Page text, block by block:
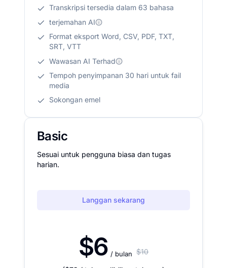
Transkripsi tersedia dalam 63 bahasa
terjemahan AI
Format eksport Word, CSV, PDF, TXT,
SRT, VTT
Wawasan AI Terhad
Tempoh penyimpanan 30 hari untuk fail
media
Sokongan emel
Basic
Sesuai untuk pengguna biasa dan tugas
harian.
Langgan sekarang
$6 / bulan $10